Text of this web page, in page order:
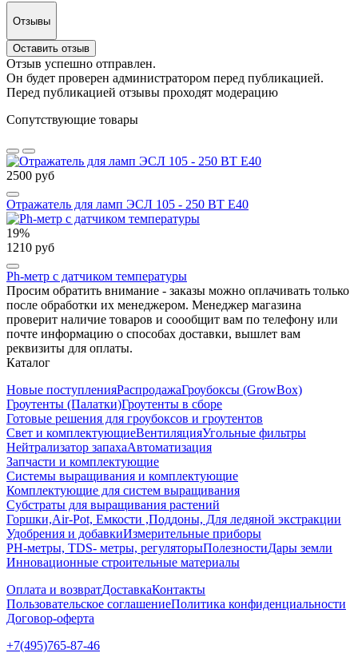
Отзывы
Оставить отзыв
Отзыв успешно отправлен.
Он будет проверен администратором перед публикацией.
Перед публикацией отзывы проходят модерацию
Сопутствующие товары
2500 руб
Отражатель для ламп ЭСЛ 105 - 250 ВТ Е40
19%
1210 руб
Ph-метр с датчиком температуры
Просим обратить внимание - заказы можно оплачивать только
после обработки их менеджером. Менеджер магазина
проверит наличие товаров и соообщит вам по телефону или
почте информацию о способах доставки, вышлет вам
реквизиты для оплаты.
Каталог
Новые поступленияРаспродажаГроубоксы (GrowBox)
Гроутенты (Палатки)Гроутенты в сборе
Готовые решения для гроубоксов и гроутентов
Свет и комплектующиеВентиляцияУгольные фильтры
Нейтрализатор запахаАвтоматизация
Запчасти и комплектующие
Системы выращивания и комплектующие
Комплектующие для систем выращивания
Субстраты для выращивания растений
Горшки,Air-Pot, Емкости ,Поддоны, Для ледяной экстракции
Удобрения и добавкиИзмерительные приборы
РН-метры, TDS- метры, регуляторыПолезностиДары земли
Инновационные строительные материалы
Оплата и возвратДоставкаКонтакты
Пользовательское соглашениеПолитика конфиденциальности
Договор-оферта
+7(495)765-87-46